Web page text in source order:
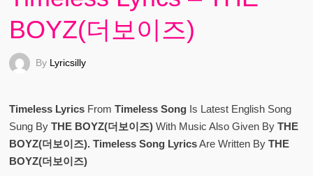
BOYZ(더보이즈)
By Lyricsilly
Timeless LyricsFrom Timeless SongIs Latest English Song
Sung By THE BOYZ(더보이즈)With Music Also Given By THE
BOYZ(더보이즈). Timeless Song LyricsAre Written By THE
BOYZ(더보이즈)